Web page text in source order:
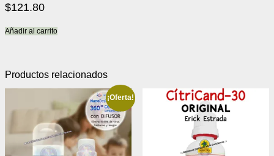
Valorado
con
de 5
$121.80
Añadir al carrito
Productos relacionados
¡Oferta!